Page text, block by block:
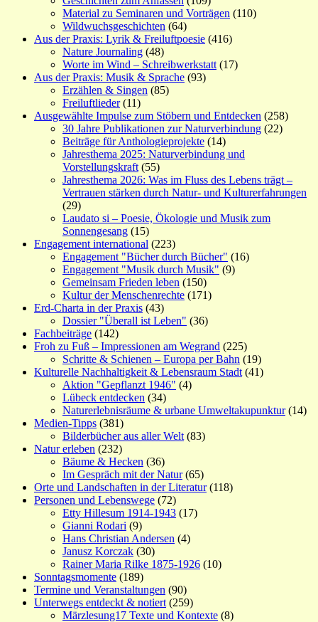
Material zu Seminaren und Vorträgen (110)
Wildwuchsgeschichten (64)
Aus der Praxis: Lyrik & Freiluftpoesie (416)
Nature Journaling (48)
Worte im Wind – Schreibwerkstatt (17)
Aus der Praxis: Musik & Sprache (93)
Erzählen & Singen (85)
Freiluftlieder(11)
Ausgewählte Impulse zum Stöbern und Entdecken (258)
30 Jahre Publikationen zur Naturverbindung (22)
Beiträge für Anthologieprojekte (14)
Jahresthema 2025: Naturverbindung und
Vorstellungskraft (55)
Jahresthema 2026: Was im Fluss des Lebens trägt –
Vertrauen stärken durch Natur- und Kulturerfahrungen
(29)
Laudato si – Poesie, Ökologie und Musik zum
Sonnengesang (15)
Engagement international (223)
Engagement "Bücher durch Bücher" (16)
Engagement "Musik durch Musik" (9)
Gemeinsam Frieden leben (150)
Kultur der Menschenrechte (171)
Erd-Charta in der Praxis (43)
Dossier "Überall ist Leben" (36)
Fachbeiträge (142)
Froh zu Fuß – Impressionen am Wegrand (225)
Schritte & Schienen – Europa per Bahn (19)
Kulturelle Nachhaltigkeit & Lebensraum Stadt (41)
Aktion "Gepflanzt 1946" (4)
Lübeck entdecken (34)
Naturerlebnisräume & urbane Umweltakupunktur(14)
Medien-Tipps (381)
Bilderbücher aus aller Welt (83)
Natur erleben (232)
Bäume & Hecken (36)
Im Gespräch mit der Natur(65)
Orte und Landschaften in der Literatur(118)
Personen und Lebenswege (72)
Etty Hillesum 1914-1943 (17)
Gianni Rodari (9)
Hans Christian Andersen (4)
Janusz Korczak (30)
Rainer Maria Rilke 1875-1926 (10)
Sonntagsmomente (189)
Termine und Veranstaltungen (90)
Unterwegs entdeckt & notiert (259)
Märzlesung17 Texte und Kontexte (8)